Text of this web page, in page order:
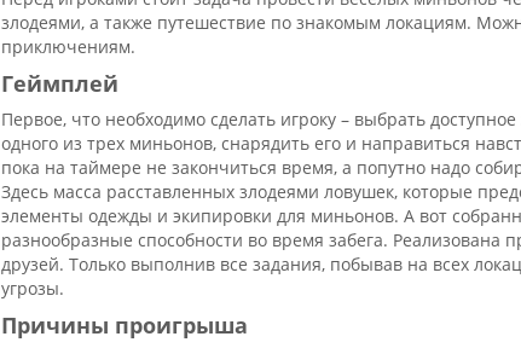
злодеями, а также путешествие по знакомым локациям.
приключениям.
Геймплей
Первое, что необходимо сделать игроку – выбрать
одного из трех миньонов, снарядить его и направиться
пока на таймере не закончиться время, а попутно надо
Здесь масса расставленных злодеями ловушек, которые
элементы одежды и экипировки для миньонов. А вот
разнообразные способности во время забега.
друзей. Только выполнив все задания, побывав на всех
угрозы.
Причины проигрыша